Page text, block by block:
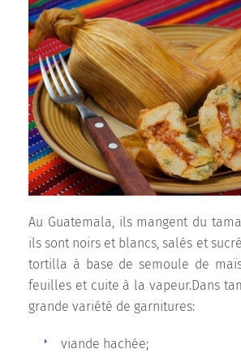
Au Guatemala, ils mangent du
ils sont noirs et blancs, salés et
tortilla à base de semoule de
feuilles et cuite à la vapeur.Dans
grande variété de garnitures:
viande hachée;